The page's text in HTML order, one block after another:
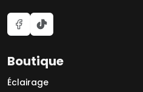
Boutique
Éclairage